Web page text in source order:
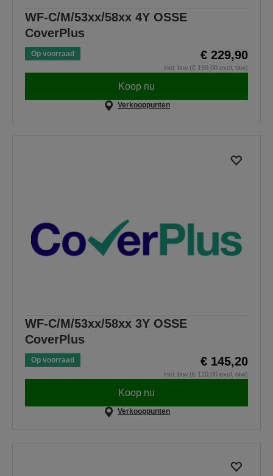
WF-C/M/53xx/58xx 4Y OSSE
CoverPlus
Op voorraad € 229,90
incl. btw (€ 190,00 excl. btw)
Koop nu
Verkooppunten
WF-C/M/53xx/58xx 3Y OSSE
CoverPlus
Op voorraad € 145,20
incl. btw (€ 120,00 excl. btw)
Koop nu
Verkooppunten